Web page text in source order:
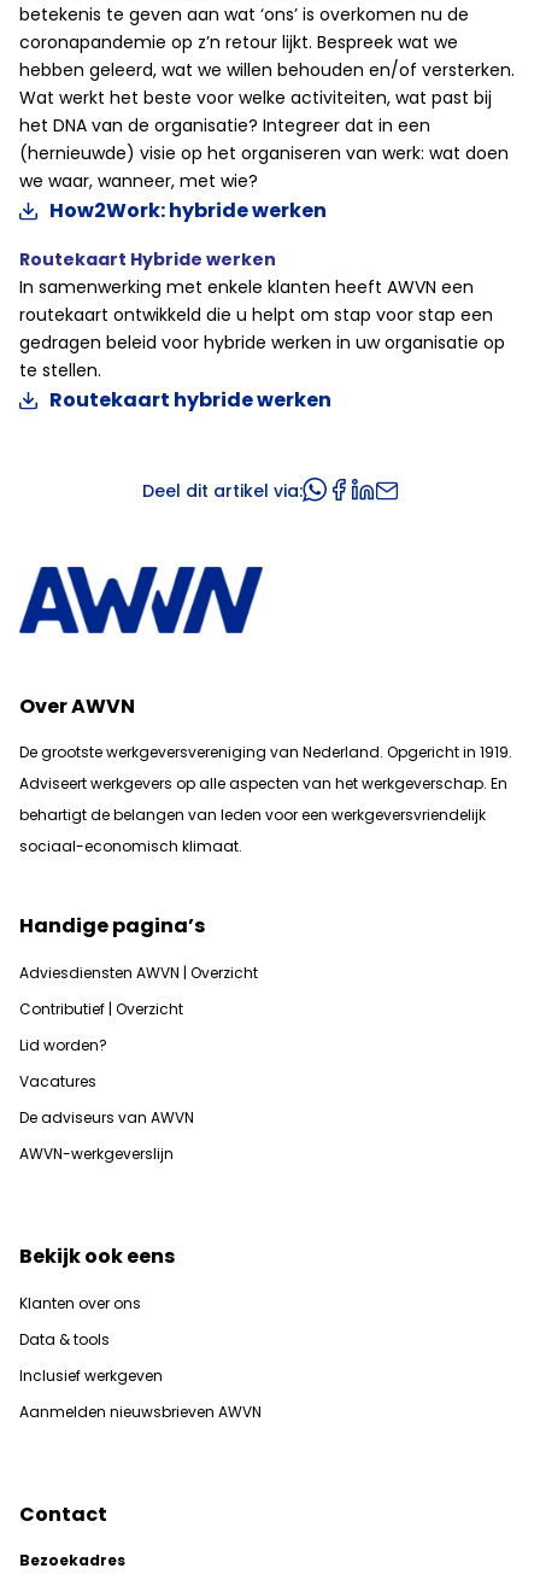
betekenis te geven aan wat ‘ons’ is overkomen nu de
coronapandemie op z’n retour lijkt. Bespreek wat we
hebben geleerd, wat we willen behouden en/of versterken.
Wat werkt het beste voor welke activiteiten, wat past bij
het DNA van de organisatie? Integreer dat in een
(hernieuwde) visie op het organiseren van werk: wat doen
we waar, wanneer, met wie?
How2Work: hybride werken
Routekaart Hybride werken
In samenwerking met enkele klanten heeft AWVN een
routekaart ontwikkeld die u helpt om stap voor stap een
gedragen beleid voor hybride werken in uw organisatie op
te stellen.
Routekaart hybride werken
Deel dit artikel via:
Over AWVN
De grootste werkgeversvereniging van Nederland. Opgericht in 1919.
Adviseert werkgevers op alle aspecten van het werkgeverschap. En
behartigt de belangen van leden voor een werkgeversvriendelijk
sociaal-economisch klimaat.
Handige pagina’s
Adviesdiensten AWVN | Overzicht
Contributief | Overzicht
Lid worden?
Vacatures
De adviseurs van AWVN
AWVN-werkgeverslijn
Bekijk ook eens
Klanten over ons
Data & tools
Inclusief werkgeven
Aanmelden nieuwsbrieven AWVN
Contact
Bezoekadres